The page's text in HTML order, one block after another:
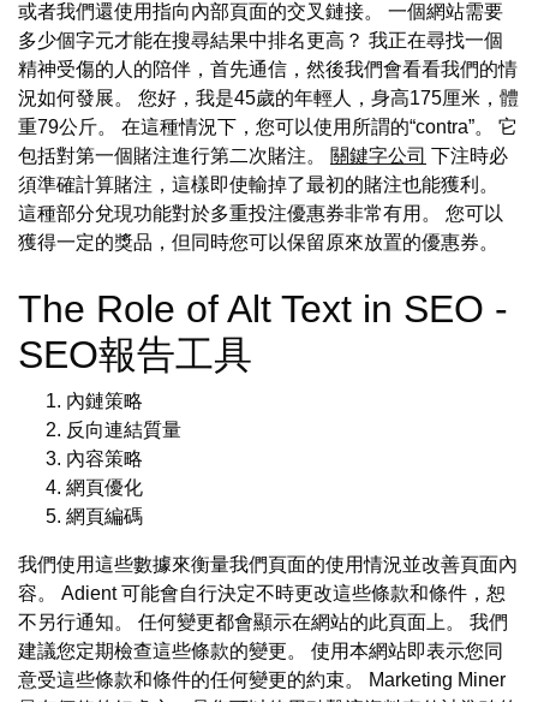
或者我們還使用指向內部頁面的交叉鏈接。 一個網站需要
多少個字元才能在搜尋結果中排名更高？ 我正在尋找一個
精神受傷的人的陪伴，首先通信，然後我們會看看我們的情
況如何發展。 您好，我是45歲的年輕人，身高175厘米，體
重79公斤。 在這種情況下，您可以使用所謂的“contra”。 它
包括對第一個賭注進行第二次賭注。 關鍵字公司 下注時必
須準確計算賭注，這樣即使輸掉了最初的賭注也能獲利。
這種部分兌現功能對於多重投注優惠券非常有用。 您可以
獲得一定的獎品，但同時您可以保留原來放置的優惠券。
The Role of Alt Text in SEO -
SEO報告工具
內鏈策略
反向連結質量
內容策略
網頁優化
網頁編碼
我們使用這些數據來衡量我們頁面的使用情況並改善頁面內
容。 Adient 可能會自行決定不時更改這些條款和條件，恕
不另行通知。 任何變更都會顯示在網站的此頁面上。 我們
建議您定期檢查這些條款的變更。 使用本網站即表示您同
意受這些條款和條件的任何變更的約束。 Marketing Miner